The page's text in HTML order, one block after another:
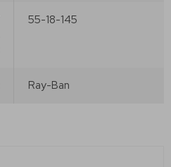
55-18-145
Ray-Ban